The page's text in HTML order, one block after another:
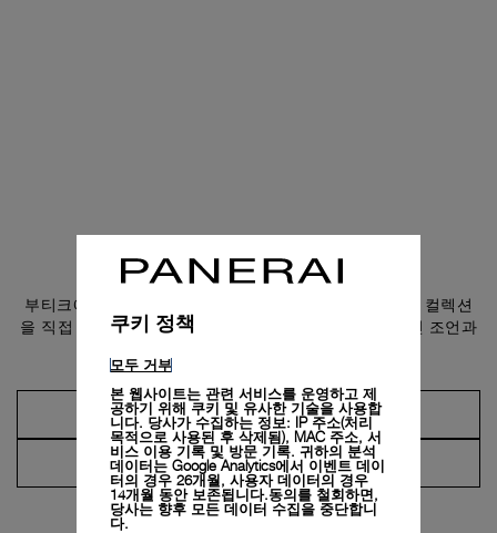
부티크 방문 예약하기
부티크에서 예약을 진행하거나 고객 서비스에 문의하여 컬렉션
을 직접 만나보고, 파네라이 담당자가 제공하는 전문적인 조언과
예약하기
고객 서비스에 문의하기
쿠키 정책
모두 거부
본 웹사이트는 관련 서비스를 운영하고 제
공하기 위해 쿠키 및 유사한 기술을 사용합
니다. 당사가 수집하는 정보: IP 주소(처리
목적으로 사용된 후 삭제됨), MAC 주소, 서
비스 이용 기록 및 방문 기록. 귀하의 분석
데이터는 Google Analytics에서 이벤트 데이
터의 경우 26개월, 사용자 데이터의 경우
14개월 동안 보존됩니다.동의를 철회하면,
당사는 향후 모든 데이터 수집을 중단합니
다.